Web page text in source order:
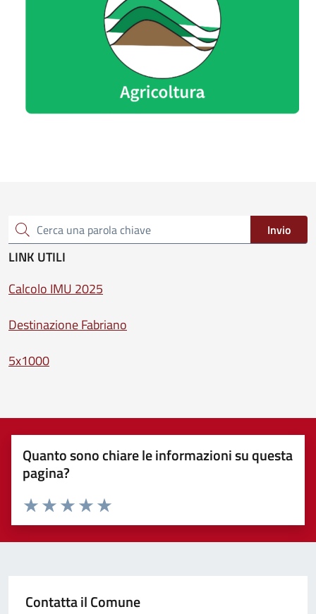
Cerca una parola chiave Invio
LINK UTILI
Calcolo IMU 2025
Destinazione Fabriano
5x1000
Quanto sono chiare le informazioni su questa
pagina?
Valuta 5 stelle su 5
Valuta 4 stelle su 5
Valuta 3 stelle su 5
Valuta 2 stelle su 5
Valuta 1 stelle su 5
Contatta il Comune